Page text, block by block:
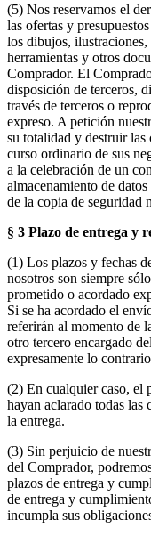
(5) Nos reservamos el
las ofertas y
los dibujos,
herramientas y otros
Comprador. El
disposición de terceros,
través de terceros o
expreso. A petición
su totalidad y destruir las
curso ordinario de sus
a la celebración de un
almacenamiento de
de la copia de seguridad
§ 3 Plazo de entrega y
(1) Los plazos y fechas
nosotros son siempre
prometido o acordado
Si se ha acordado el
referirán al momento de
otro tercero encargado
expresamente lo
(2) En cualquier caso, el
hayan aclarado todas las
la entrega.
(3) Sin perjuicio de
del Comprador,
plazos de entrega y
de entrega y
incumpla sus